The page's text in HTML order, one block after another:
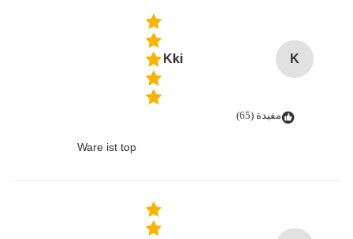
K
Kki
مفيدة (65)
Ware ist top